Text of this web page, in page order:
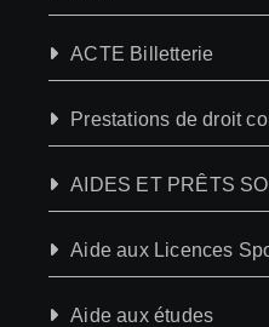
ACTE Billetterie
Prestations de droit
AIDES ET PRÊTS
Aide aux Licences
Aide aux études